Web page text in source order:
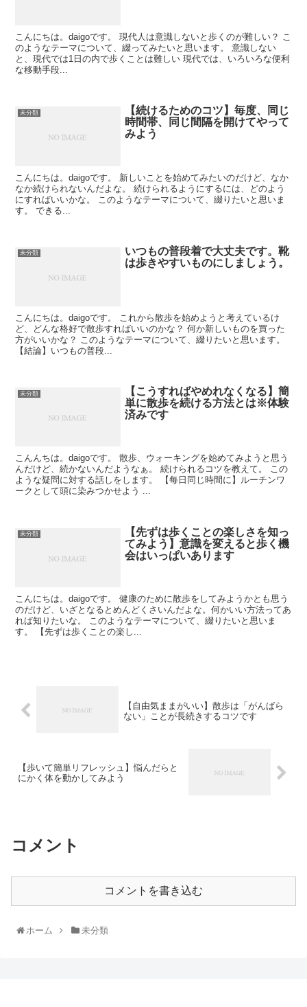
こんにちは。daigoです。 現代人は意識しないと歩くのが難しい？ こ
のようなテーマについて、綴ってみたいと思います。 意識しない
と、現代では1日の内で歩くことは難しい 現代では、いろいろな便利
な移動手段...
未分類
【続けるためのコツ】毎度、同じ
時間帯、同じ間隔を開けてやって
みよう
こんにちは。daigoです。 新しいことを始めてみたいのだけど、なか
なか続けられないんだよな。 続けられるようにするには、どのよう
にすればいいかな。 このようなテーマについて、綴りたいと思いま
す。 できる...
未分類
いつもの普段着で大丈夫です。靴
は歩きやすいものにしましょう。
こんにちは。daigoです。 これから散歩を始めようと考えているけ
ど、どんな格好で散歩すればいいのかな？ 何か新しいものを買った
方がいいかな？ このようなテーマについて、綴りたいと思います。
【結論】いつもの普段...
未分類
【こうすればやめれなくなる】簡
単に散歩を続ける方法とは※体験
済みです
こんんちは。daigoです。 散歩、ウォーキングを始めてみようと思う
んだけど、続かないんだようなぁ。 続けられるコツを教えて。 この
ような疑問に対する話しをします。 【每日同じ時間に】ルーチンワ
ークとして頭に染みつかせよう ...
未分類
【先ずは歩くことの楽しさを知っ
てみよう】意識を変えると歩く機
会はいっぱいあります
こんにちは。daigoです。 健康のために散歩をしてみようかとも思う
のだけど、いざとなるとめんどくさいんだよな。何かいい方法ってあ
れば知りたいな。 このようなテーマについて、綴りたいと思いま
す。 【先ずは歩くことの楽し...
【自由気ままがいい】散歩は「がんばら
ない」ことが長続きするコツです
【歩いて簡単リフレッシュ】悩んだらと
にかく体を動かしてみよう
コメント
コメントを書き込む
ホーム 未分類